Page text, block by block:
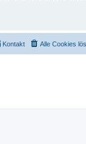
Alle Cookies
Kontakt